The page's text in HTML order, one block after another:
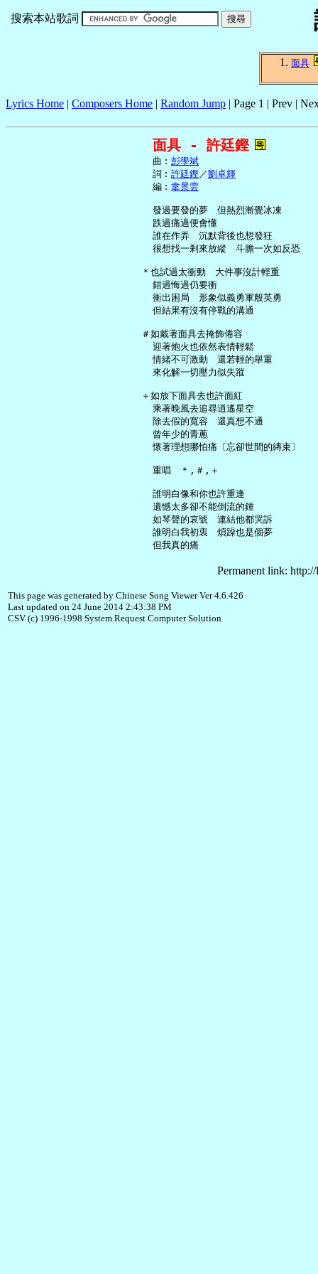
搜索本站歌詞
面具
Lyrics Home | Composers Home | Random Jump | Page 1 | Prev |
面具 - 許廷鏗
     曲︰
彭學斌
     詞︰
許廷鏗／劉卓輝
     編︰
韋景雲
     發過要發的夢　但熱烈漸覺冰凍
     跌過痛過便會懂
     誰在作弄　沉默背後也想發狂
     很想找一剎來放縱　斗膽一次如反恐
   ＊也試過太衝動　大件事沒計輕重
     錯過悔過仍要衝
     衝出困局　形象似義勇軍般英勇
     但結果有沒有停戰的溝通
   ＃如戴著面具去掩飾倦容
     迎著炮火也依然表情輕鬆
     情緒不可激動　還若輕的舉重
     來化解一切壓力似失蹤
   ＋如放下面具去也許面紅
     乘著晚風去追尋逍遙星空
     除去假的寬容　還真想不通
     曾年少的青蔥
     懷著理想哪怕痛〔忘卻世間的縳束〕
     重唱　＊,＃,＋
     誰明白像和你也許重逢
     遺憾太多卻不能倒流的鍾
     如琴聲的哀號　連結他都哭訴
     誰明白我初衷　煩躁也是個夢
Permanent link:
This page was generated by Chinese Song Viewer Ver 4.6.426
Last updated on 24 June 2014 2:43:38 PM
CSV (c) 1996-1998 System Request Computer Solution